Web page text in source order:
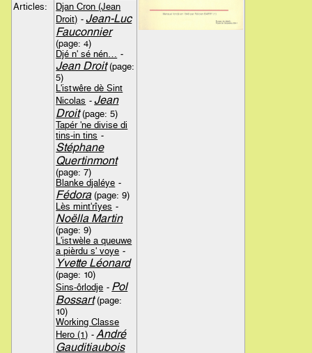
Articles:
Djan Cron (Jean
Droit) -Jean-Luc
Fauconnier
(page: 4)
Djé n' sé nén…
-
Jean Droit(page:
5)
L'istwêre dè Sint
Nicolas -Jean
Droit(page: 5)
Tapér 'ne divise di
tins-in tins -
Stéphane
Quertinmont
(page: 7)
Blanke djaléye -
Fédora(page: 9)
Lès mint'rîyes -
Noëlla Martin
(page: 9)
L'istwèle a queuwe
a pièrdu s' voye -
Yvette Léonard
(page: 10)
Sins-ôrlodje - Pol
Bossart(page:
10)
Working Classe
Hero (1) - André
Gauditiaubois